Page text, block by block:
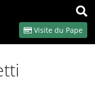
OK
Visite du Pape